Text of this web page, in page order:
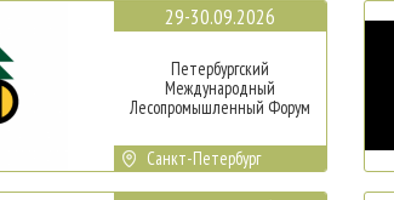
29-30.09.2026
Петербургский
Международный
Лесопромышленный Форум
Санкт-Петербург